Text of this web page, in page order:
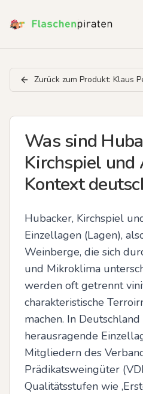
Zurück zum Produkt: Klaus
Was sind
Kirchspiel und
Kontext
Hubacker, Kirchspiel
Einzellagen (Lagen),
Weinberge, die sich
und Mikroklima
werden oft getrennt
charakteristische
machen. In
herausragende
Mitgliedern des
Prädikatsweingüter
Qualitätsstufen wie